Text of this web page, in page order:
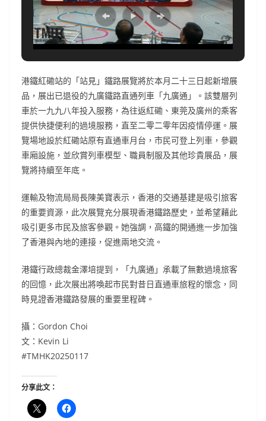
港鐵紅磡站的「站見」鐵路展覽將於本月二十三日起新增展
品，展出已退役的九廣鐵路直通列車「九廣通」。該雙層列
車於一九九八年投入服務，為往返紅磡、東莞及廣州的乘客
提供快捷便利的過境服務，直至二零二零年因疫情停運。展
覽場地設於紅磡站原有直通車月台，市民可登上列車，參觀
車廂設施，並欣賞列車模型、職員制服及其他珍貴展品，展
覽將持續至年底。
運輸及物流局局長陳美寶表示，香港的交通基建是吸引旅客
的重要資源，此次展覽充分展現香港鐵路歷史，並希望藉此
吸引更多市民及旅客參觀。她強調，高鐵的開通進一步加強
了香港與內地的連接，促進兩地交流。
港鐵行政總裁金澤培提到，「九廣通」承載了無數過境旅客
的回憶，此次展出將喚起市民對昔日直通車旅程的懷念，同
時見證香港鐵路發展的重要里程碑。
攝：Gordon Choi
文：Kevin Li
#TMHK20250117
分享此文：